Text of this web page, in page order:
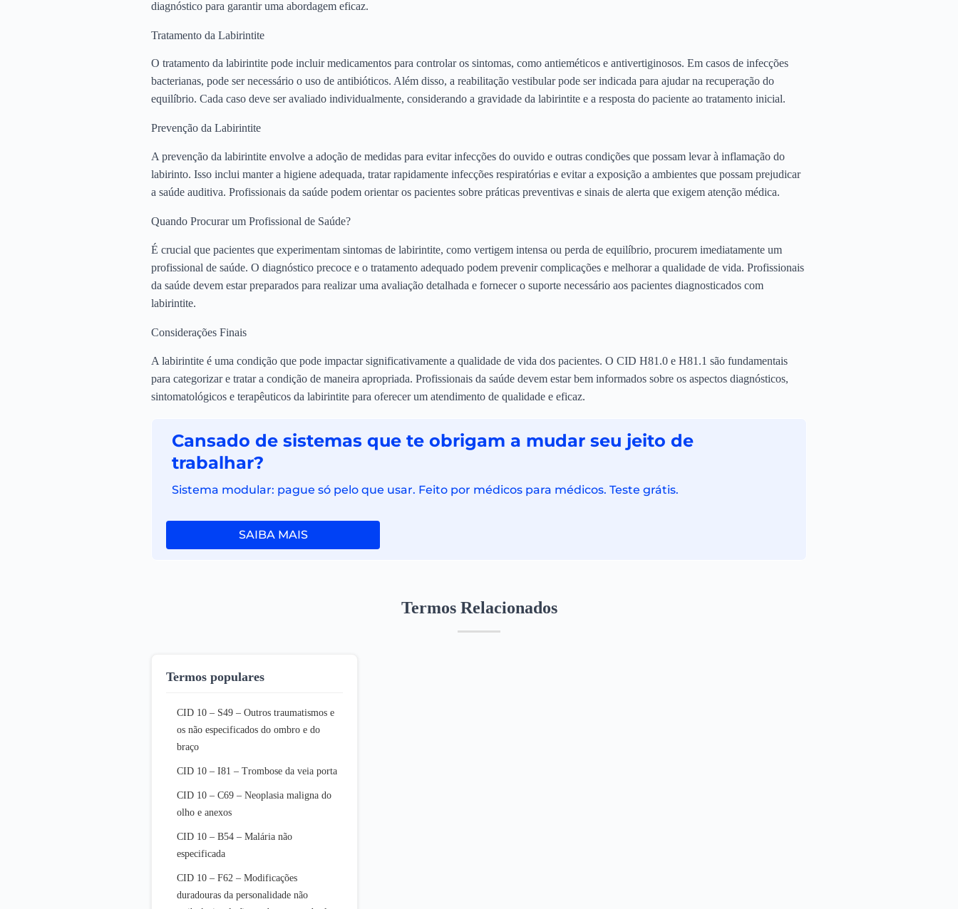
diagnóstico para garantir uma abordagem eficaz.
Tratamento da Labirintite
O tratamento da labirintite pode incluir medicamentos para controlar os sintomas, como antieméticos e antivertiginosos. Em casos de infecções
bacterianas, pode ser necessário o uso de antibióticos. Além disso, a reabilitação vestibular pode ser indicada para ajudar na recuperação do
equilíbrio. Cada caso deve ser avaliado individualmente, considerando a gravidade da labirintite e a resposta do paciente ao tratamento inicial.
Prevenção da Labirintite
A prevenção da labirintite envolve a adoção de medidas para evitar infecções do ouvido e outras condições que possam levar à inflamação do
labirinto. Isso inclui manter a higiene adequada, tratar rapidamente infecções respiratórias e evitar a exposição a ambientes que possam prejudicar
a saúde auditiva. Profissionais da saúde podem orientar os pacientes sobre práticas preventivas e sinais de alerta que exigem atenção médica.
Quando Procurar um Profissional de Saúde?
É crucial que pacientes que experimentam sintomas de labirintite, como vertigem intensa ou perda de equilíbrio, procurem imediatamente um
profissional de saúde. O diagnóstico precoce e o tratamento adequado podem prevenir complicações e melhorar a qualidade de vida. Profissionais
da saúde devem estar preparados para realizar uma avaliação detalhada e fornecer o suporte necessário aos pacientes diagnosticados com
labirintite.
Considerações Finais
A labirintite é uma condição que pode impactar significativamente a qualidade de vida dos pacientes. O CID H81.0 e H81.1 são fundamentais
para categorizar e tratar a condição de maneira apropriada. Profissionais da saúde devem estar bem informados sobre os aspectos diagnósticos,
sintomatológicos e terapêuticos da labirintite para oferecer um atendimento de qualidade e eficaz.
Cansado de sistemas que te obrigam a mudar seu jeito de
trabalhar?
Sistema modular: pague só pelo que usar. Feito por médicos para médicos. Teste grátis.
SAIBA MAIS
Termos Relacionados
Termos populares
CID 10 – S49 – Outros traumatismos e
os não especificados do ombro e do
braço
CID 10 – I81 – Trombose da veia porta
CID 10 – C69 – Neoplasia maligna do
olho e anexos
CID 10 – B54 – Malária não
especificada
CID 10 – F62 – Modificações
duradouras da personalidade não